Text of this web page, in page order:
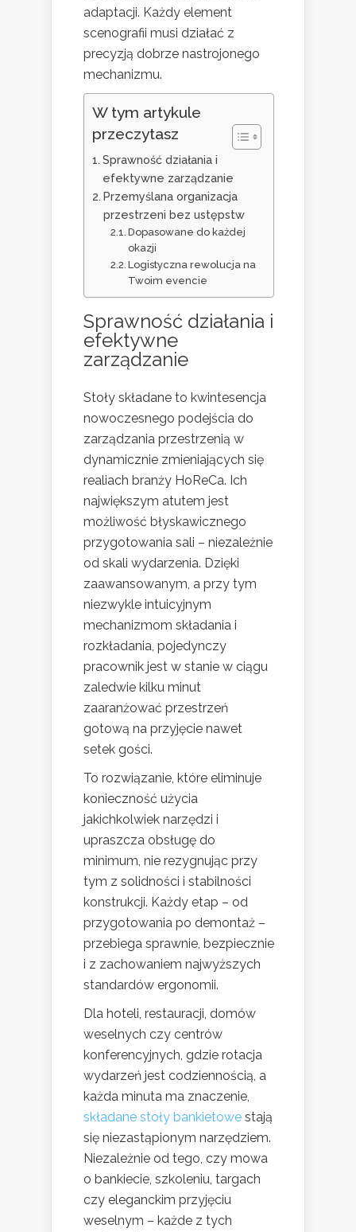
adaptacji. Każdy element
scenografii musi działać z
precyzją dobrze nastrojonego
mechanizmu.
W tym artykule
przeczytasz
Sprawność działania i
efektywne zarządzanie
Przemyślana organizacja
przestrzeni bez ustępstw
Dopasowane do każdej
okazji
Logistyczna rewolucja na
Twoim evencie
Sprawność działania i
efektywne
zarządzanie
Stoły składane to kwintesencja
nowoczesnego podejścia do
zarządzania przestrzenią w
dynamicznie zmieniających się
realiach branży HoReCa. Ich
największym atutem jest
możliwość błyskawicznego
przygotowania sali – niezależnie
od skali wydarzenia. Dzięki
zaawansowanym, a przy tym
niezwykle intuicyjnym
mechanizmom składania i
rozkładania, pojedynczy
pracownik jest w stanie w ciągu
zaledwie kilku minut
zaaranżować przestrzeń
gotową na przyjęcie nawet
setek gości.
To rozwiązanie, które eliminuje
konieczność użycia
jakichkolwiek narzędzi i
upraszcza obsługę do
minimum, nie rezygnując przy
tym z solidności i stabilności
konstrukcji. Każdy etap – od
przygotowania po demontaż –
przebiega sprawnie, bezpiecznie
i z zachowaniem najwyższych
standardów ergonomii.
Dla hoteli, restauracji, domów
weselnych czy centrów
konferencyjnych, gdzie rotacja
wydarzeń jest codziennością, a
każda minuta ma znaczenie,
składane stoły bankietowe stają
się niezastąpionym narzędziem.
Niezależnie od tego, czy mowa
o bankiecie, szkoleniu, targach
czy eleganckim przyjęciu
weselnym – każde z tych